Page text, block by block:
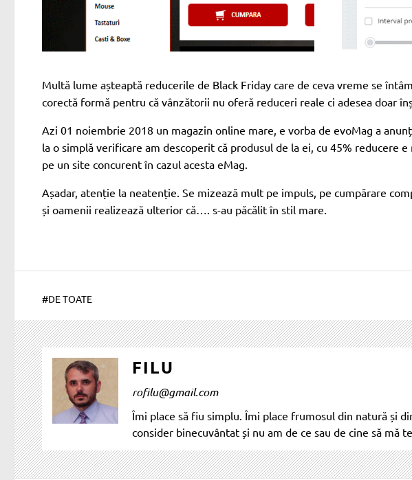
Multă lume așteaptă reducerile de Black Friday care de ceva vreme se
corectă formă pentru că vânzătorii nu oferă reduceri reale ci adesea doar
Azi 01 noiembrie 2018 un magazin online mare, e vorba de evoMag a
la o simplă verificare am descoperit că produsul de la ei, cu 45% reducere
pe un site concurent în cazul acesta eMag
Așadar, atenție la neatenție. Se mizează mult pe impuls, pe cumpărare
și oamenii realizează ulterior că…. s-au păcălit în stil mare.
#DE TOATE
FILU
rofilu@gmail.com
Îmi place să fiu simplu. Îmi place frumosul din natură și
consider binecuvântat și nu am de ce sau de cine să mă